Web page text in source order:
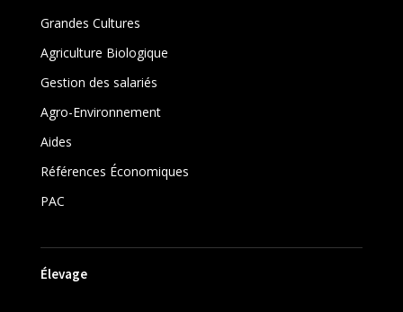
Grandes Cultures
Agriculture Biologique
Gestion des salariés
Agro-Environnement
Aides
Références Économiques
PAC
Élevage